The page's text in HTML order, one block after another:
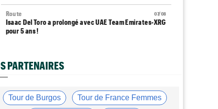
07/08
Route
Isaac Del Toro a prolongé avec UAE Team Emirates-XRG
pour 5 ans !
monnaie courante"
Le Mercato vélo est ouvert... toutes les dernières infos
et rumeurs
PARTENAIRES
Tour de Burgos Tour de France Femmes